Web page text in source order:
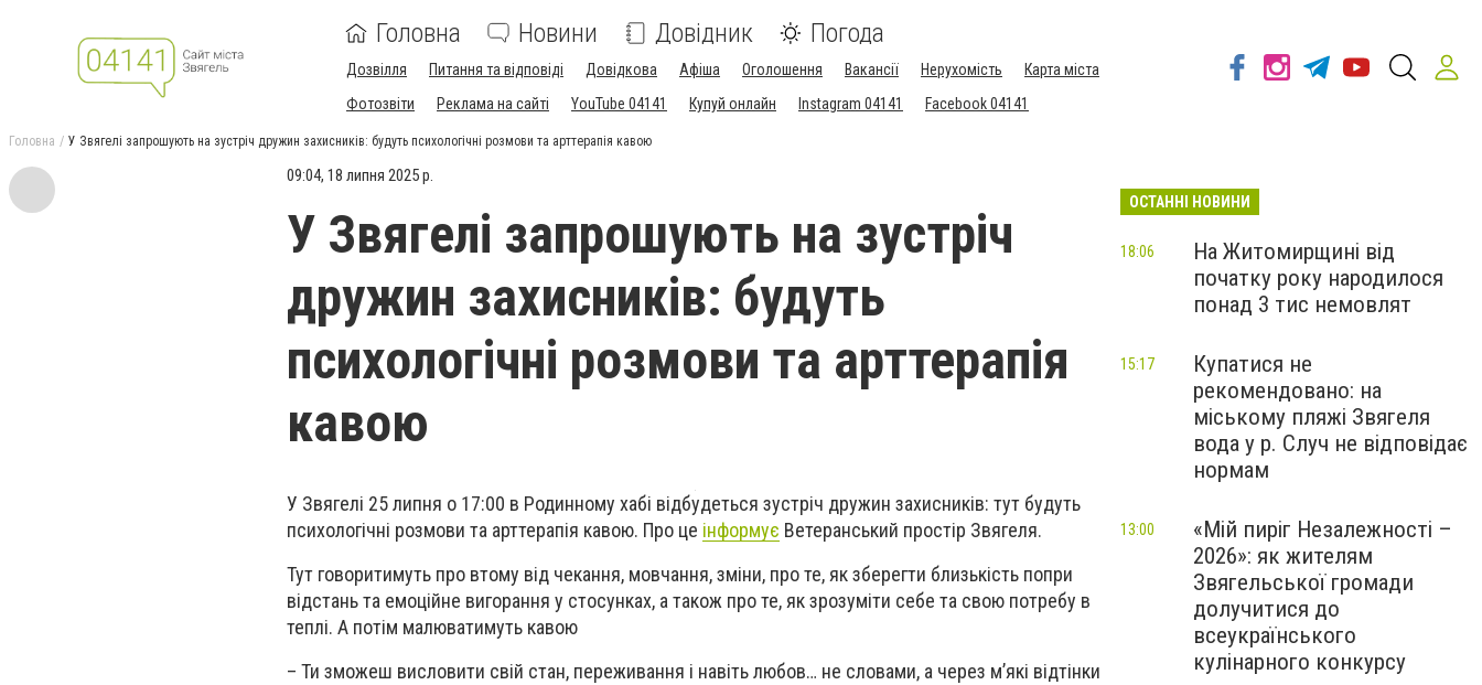
Головна Новини Довідник Погода
Дозвілля Питання та відповіді Довідкова Афіша Оголошення Вакансії Нерухомість
Карта міста
Фотозвіти
Реклама на сайті YouTube 04141 Купуй онлайн Instagram 04141 Facebook 04141
Головна У Звягелі запрошують на зустріч дружин захисників: будуть психологічні розмови та арттерапія кавою
09:04, 18 липня 2025 р.
У Звягелі запрошують на зустріч
дружин захисників: будуть
психологічні розмови та арттерапія
кавою
У Звягелі 25 липня о 17:00 в Родинному хабі відбудеться зустріч дружин захисників: тут будуть
психологічні розмови та арттерапія кавою. Про це інформує Ветеранський простір Звягеля.
Тут говоритимуть про втому від чекання, мовчання, зміни, про те, як зберегти близькість попри
відстань та емоційне вигорання у стосунках, а також про те, як зрозуміти себе та свою потребу в
теплі. А потім малюватимуть кавою
– Ти зможеш висловити свій стан, переживання і навіть любов… не словами, а через м’які відтінки
ОСТАННІ НОВИНИ
На Житомирщині від
початку року народилося
понад 3 тис немовлят
18:06
Купатися не
рекомендовано: на
міському пляжі Звягеля
вода у р. Случ не відповідає
нормам
15:17
«Мій пиріг Незалежності –
2026»: як жителям
Звягельської громади
долучитися до
всеукраїнського
кулінарного конкурсу
13:00